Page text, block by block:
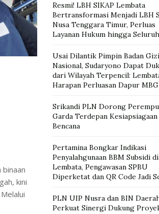
kini
Resmi! LBH SIKAP Lembata
Bertransformasi Menjadi LBH
Nusa Tenggara Timur, Perluas
Layanan Hukum hingga
Usai Dilantik Pimpin Badan Gizi
Nasional, Sudaryono Dapat
dari Wilayah Terpencil:
Harapan Perluasan Dapur MBG
Srikandi PLN Dorong
Garda Terdepan Kesiapsiagaan
Bencana
Pertamina Bongkar Indikasi
Penyalahgunaan BBM Subsidi di
Lembata, Pengawasan SPBU
Diperketat dan QR Code Jadi
PLN UIP Nusra dan BIN
Perkuat Sinergi Dukung